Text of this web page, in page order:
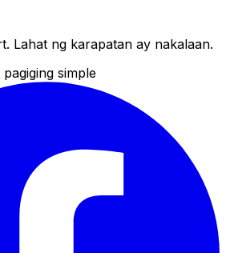
Lahat ng karapatan ay nakalaan.
simple